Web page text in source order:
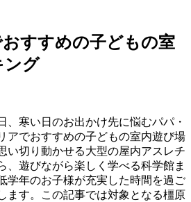
おすすめの子どもの室
ング
、寒い日のお出かけ先に悩むパパ・
アでおすすめの子どもの室内遊び場
い切り動かせる大型の屋内アスレチ
、遊びながら楽しく学べる科学館ま
学年のお子様が充実した時間を過ご
ます。この記事では対象となる橿原